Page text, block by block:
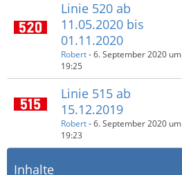
Linie 520 ab
11.05.2020 bis
01.11.2020
Robert-6. September 2020 um
19:25
Linie 515 ab
15.12.2019
Robert-6. September 2020 um
19:23
Inhalte